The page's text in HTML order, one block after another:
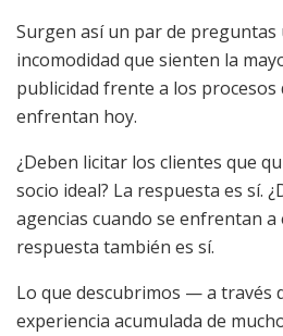
Surgen así un par de preguntas
incomodidad que sienten la
publicidad frente a los procesos
enfrentan hoy.
¿Deben licitar los clientes que
socio ideal? La respuesta es sí.
agencias cuando se enfrentan a
respuesta también es sí.
Lo que descubrimos — a través
experiencia acumulada de